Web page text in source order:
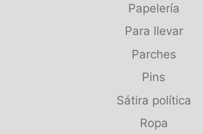
Papelería
Para llevar
Parches
Pins
Sátira política
Ropa